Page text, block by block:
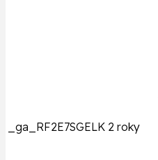
_ga_RF2E7SGELK 2 roky